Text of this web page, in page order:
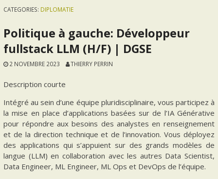
CATEGORIES: DIPLOMATIE
Politique à gauche: Développeur
fullstack LLM (H/F) | DGSE
2 NOVEMBRE 2023 THIERRY PERRIN
Description courte
Intégré au sein d’une équipe pluridisciplinaire, vous participez à
la mise en place d’applications basées sur de l’IA Générative
pour répondre aux besoins des analystes en renseignement
et de la direction technique et de l’innovation. Vous déployez
des applications qui s’appuient sur des grands modèles de
langue (LLM) en collaboration avec les autres Data Scientist,
Data Engineer, ML Engineer, ML Ops et DevOps de l’équipe.